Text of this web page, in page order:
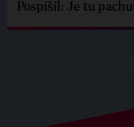
Pospíšil: Je tu